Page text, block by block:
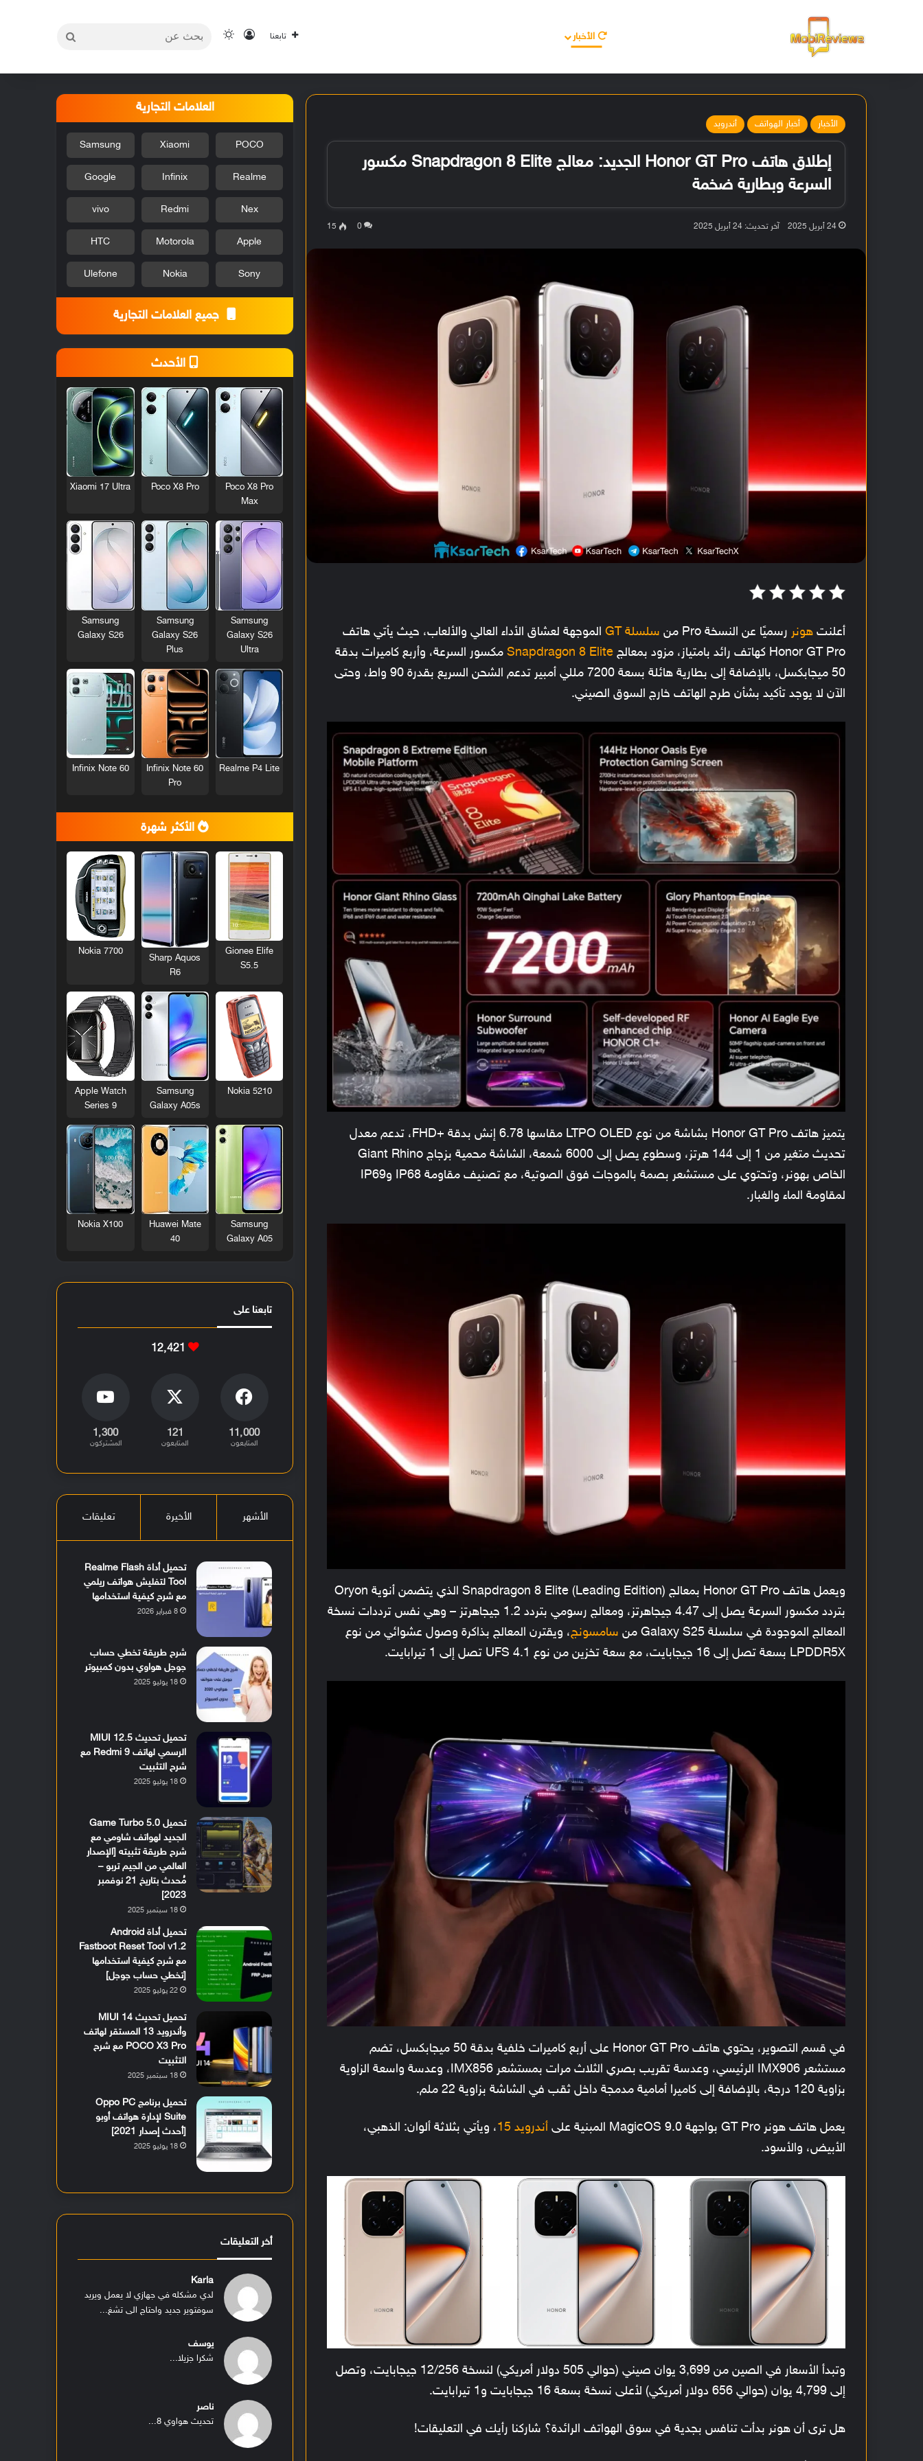
الأخبار تابعنا تسجيل الدخول
الوضع المظلم بحث
الأخبار أخبار الهواتف أندرويد
إطلاق هاتف Honor GT Pro الجديد: معالج Snapdragon 8 Elite مكسور
السرعة وبطارية ضخمة
24 أبريل 2025 آخر تحديث: 24 أبريل 2025 0
15
أعلنتهونر رسميًا عن النسخة Pro من سلسلة GT
الموجهة لعشاق الأداء العالي والألعاب، حيث يأتي هاتف
Honor GT Pro كهاتف رائد بامتياز، مزود بمعالج
Snapdragon 8 Elite مكسور السرعة، وأربع كاميرات بدقة
50 ميجابكسل، بالإضافة إلى بطارية هائلة بسعة 7200 مللي أمبير تدعم الشحن السريع بقدرة 90 واط، وحتى
الآن لا يوجد تأكيد بشأن طرح الهاتف خارج السوق الصيني.
يتميز هاتف Honor GT Pro بشاشة من نوع LTPO OLED مقاسها 6.78 إنش بدقة +FHD، تدعم معدل
تحديث متغير من 1 إلى 144 هرتز، وسطوع يصل إلى 6000 شمعة، الشاشة محمية بزجاج Giant Rhino
الخاص بهونر، وتحتوي على مستشعر بصمة بالموجات فوق الصوتية، مع تصنيف مقاومة IP68 وIP69
لمقاومة الماء والغبار.
ويعمل هاتف Honor GT Pro بمعالج Snapdragon 8 Elite (Leading Edition) الذي يتضمن أنوية Oryon
بتردد مكسور السرعة يصل إلى 4.47 جيجاهرتز، ومعالج رسومي بتردد 1.2 جيجاهرتز – وهي نفس ترددات نسخة
المعالج الموجودة في سلسلة Galaxy S25 من
سامسونج، ويقترن المعالج بذاكرة وصول عشوائي من نوع
LPDDR5X بسعة تصل إلى 16 جيجابايت، مع سعة تخزين من نوع UFS 4.1 تصل إلى 1 تيرابايت.
في قسم التصوير، يحتوي هاتف Honor GT Pro على أربع كاميرات خلفية بدقة 50 ميجابكسل، تضم
مستشعر IMX906 الرئيسي، وعدسة تقريب بصري الثلاث مرات بمستشعر IMX856، وعدسة واسعة الزاوية
بزاوية 120 درجة، بالإضافة إلى كاميرا أمامية مدمجة داخل ثقب في الشاشة بزاوية 22 ملم.
يعمل هاتف هونر GT Pro بواجهة MagicOS 9.0 المبنية على أندرويد 15
، ويأتي بثلاثة ألوان: الذهبي،
الأبيض، والأسود.
وتبدأ الأسعار في الصين من 3,699 يوان صيني (حوالي 505 دولار أمريكي) لنسخة 12/256 جيجابايت، وتصل
إلى 4,799 يوان (حوالي 656 دولار أمريكي) لأعلى نسخة بسعة 16 جيجابايت و1 تيرابايت.
هل ترى أن هونر بدأت تنافس بجدية في سوق الهواتف الرائدة؟ شاركنا رأيك في التعليقات!
العلامات التجارية
POCO
Xiaomi
Samsung
Realme
Infinix
Google
Nex
Redmi
vivo
Apple
Motorola
HTC
Sony
Nokia
Ulefone
جميع العلامات التجارية
الأحدث
Poco X8 Pro
Max
Poco X8 Pro
Xiaomi 17 Ultra
Samsung
Galaxy S26
Ultra
Samsung
Galaxy S26
Plus
Samsung
Galaxy S26
Realme P4 Lite
Infinix Note 60
Pro
Infinix Note 60
الأكثر شهرة
Gionee Elife
S5.5
Sharp Aquos
R6
Nokia 7700
Nokia 5210
Samsung
Galaxy A05s
Apple Watch
Series 9
Samsung
Galaxy A05
Huawei Mate
40
Nokia X100
تابعنا على
12٬421
11٬000
المتابعون
121
المتابعون
1٬300
المشتركون
الأشهر الأخيرة تعليقات
تحميل أداة Realme Flash
Tool لتفليش هواتف ريلمي
مع شرح كيفية استخدامها
8 فبراير 2026
شرح طريقة تخطي حساب
جوجل هواوي بدون كمبيوتر
18 يوليو 2025
تحميل تحديث MIUI 12.5
الرسمي لهاتف Redmi 9 مع
شرح التثبيت
18 يوليو 2025
تحميل Game Turbo 5.0
الجديد لهواتف شاومي مع
شرح طريقة تثبيته [الإصدار
العالمي من الجيم تربو –
مُحدث بتاريخ 21 نوفمبر
2023]
18 سبتمبر 2025
تحميل أداة Android
Fastboot Reset Tool v1.2
مع شرح كيفية استخدامها
[تخطي حساب جوجل]
22 يوليو 2025
تحميل تحديث MIUI 14
وأندرويد 13 المستقر لهاتف
POCO X3 Pro مع شرح
التثبيت
18 سبتمبر 2025
تحميل برنامج Oppo PC
Suite لإدارة هواتف أوبو
[أحدث إصدار 2021]
18 يوليو 2025
أخر التعليقات
Karla
لدي مشكله في جهازي لا يعمل ويريد
سوفتوير جديد واحتاج الى تشغ...
يوسف
شكرا جزيلا...
ناصر
تحديث هواوي 8...